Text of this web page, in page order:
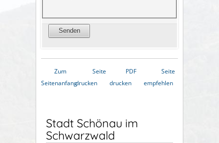
Zum
Seitenanfang
Seite
drucken
PDF
drucken
Seite
empfehlen
Stadt Schönau im
Schwarzwald